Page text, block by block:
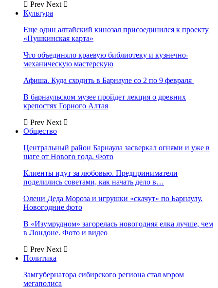
Prev Next
Культура
Еще один алтайский кинозал присоединился к проекту
«Пушкинская карта»
Что объединяло краевую библиотеку и кузнечно-
механическую мастерскую
Афиша. Куда сходить в Барнауле со 2 по 9 февраля
В барнаульском музее пройдет лекция о древних
крепостях Горного Алтая
Prev Next
Общество
Центральный район Барнаула засверкал огнями и уже в
шаге от Нового года. Фото
Клиенты идут за любовью. Предприниматели
поделились советами, как начать дело в…
Олени Деда Мороза и игрушки «скачут» по Барнаулу.
Новогодние фото
В «Изумрудном» загорелась новогодняя елка лучше, чем
в Лондоне. Фото и видео
Prev Next
Политика
Замгубернатора сибирского региона стал мэром
мегаполиса